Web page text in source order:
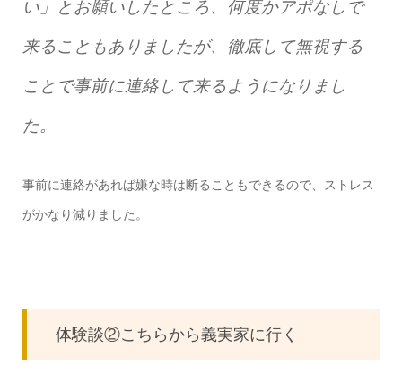
い」とお願いしたところ、何度かアポなしで
来ることもありましたが、徹底して無視する
ことで事前に連絡して来るようになりまし
た。
事前に連絡があれば嫌な時は断ることもできるので、ストレス
がかなり減りました。
体験談②こちらから義実家に行く